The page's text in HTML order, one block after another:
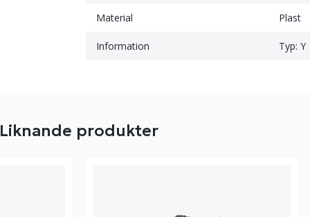
Material Plast
Information Typ: Y
Liknande produkter